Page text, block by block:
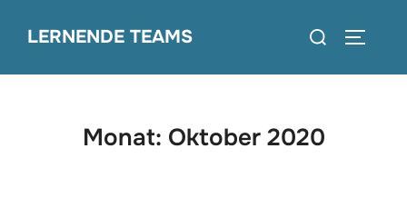
InhaltLERNENDE TEAMS
Suchen
Monat: Oktober 2020